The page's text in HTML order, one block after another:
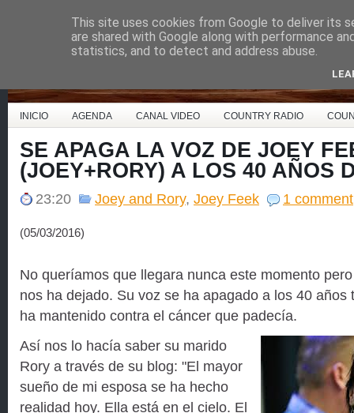
Country Music España
INICIO AGENDA CANAL VIDEO COUNTRY RADIO
SE APAGA LA VOZ DE JOEY
(JOEY+RORY) A LOS 40 AÑOS
23:20 Joey and Rory, Joey Feek 1 comment
(05/03/2016)
No queríamos que llegara nunca este momento
nos ha dejado. Su voz se ha apagado a los 40 años
ha mantenido contra el cáncer que padecía.
Así nos lo hacía saber su marido
Rory a través de su blog: "El mayor
sueño de mi esposa se ha hecho
realidad hoy. Ella está en el cielo. El
This site uses cookies from Google to deliver its
are shared with Google along with performance
statistics, and to detect and address abuse.